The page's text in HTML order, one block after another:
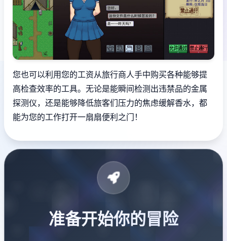
您也可以利用您的工资从旅行商人手中购买各种能够提
高检查效率的工具。无论是能瞬间检测出违禁品的金属
探测仪，还是能够降低旅客们压力的焦虑缓解香水，都
能为您的工作打开一扇扇便利之门！
准备开始你的冒险